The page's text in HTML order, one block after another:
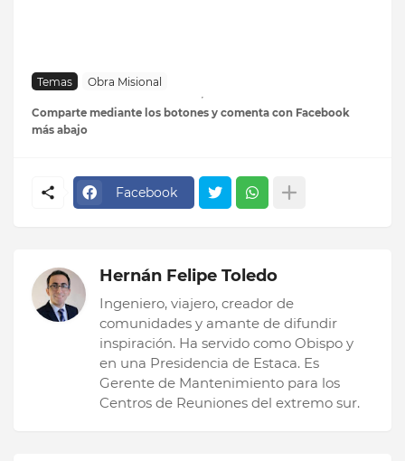
Temas Obra Misional
Comparte mediante los botones y comenta con Facebook
más abajo
Facebook
Hernán Felipe Toledo
Ingeniero, viajero, creador de
comunidades y amante de difundir
inspiración. Ha servido como Obispo y
en una Presidencia de Estaca. Es
Gerente de Mantenimiento para los
Centros de Reuniones del extremo sur.